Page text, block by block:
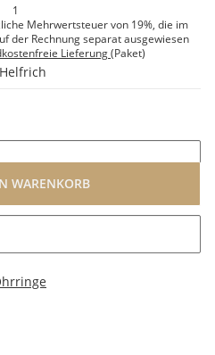
1
Mehrwertsteuer von 19%, die im
der Rechnung separat ausgewiesen
Lieferung(Paket)
WARENKORB